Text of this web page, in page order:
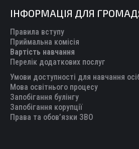
opens
in
new
window
opens
in
new
window
opens
in
new
window
opens
in
new
window
opens
new
ІНФОРМАЦІЯ ДЛЯ
Правила вступу
Приймальна комісія
Вартість навчання
Перелік додаткових послуг
Умови доступності для навчання
Мова освітнього процесу
Запобігання булінгу
Запобігання корупції
Права та обов’язки ЗВО